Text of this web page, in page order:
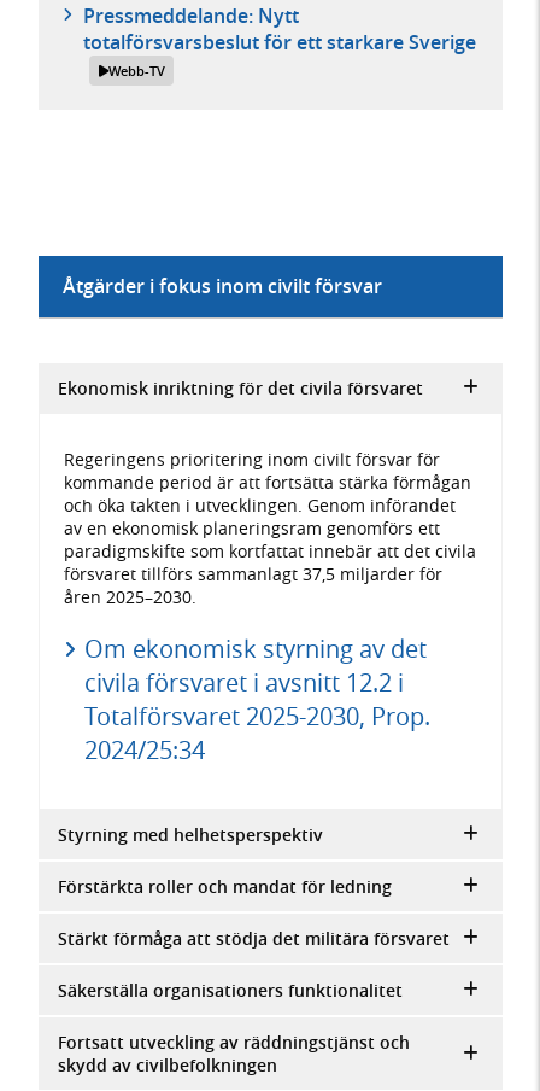
Pressmeddelande: Nytt
totalförsvarsbeslut för ett starkare Sverige
Webb-TV
Åtgärder i fokus inom civilt försvar
Ekonomisk inriktning för det civila försvaret
Regeringens prioritering inom civilt försvar för
kommande period är att fortsätta stärka förmågan
och öka takten i utvecklingen. Genom införandet
av en ekonomisk planeringsram genomförs ett
paradigmskifte som kortfattat innebär att det civila
försvaret tillförs sammanlagt 37,5 miljarder för
åren 2025–2030.
Om ekonomisk styrning av det
civila försvaret i avsnitt 12.2 i
Totalförsvaret 2025-2030, Prop.
2024/25:34
Styrning med helhetsperspektiv
Förstärkta roller och mandat för ledning
Stärkt förmåga att stödja det militära försvaret
Säkerställa organisationers funktionalitet
Fortsatt utveckling av räddningstjänst och
skydd av civilbefolkningen